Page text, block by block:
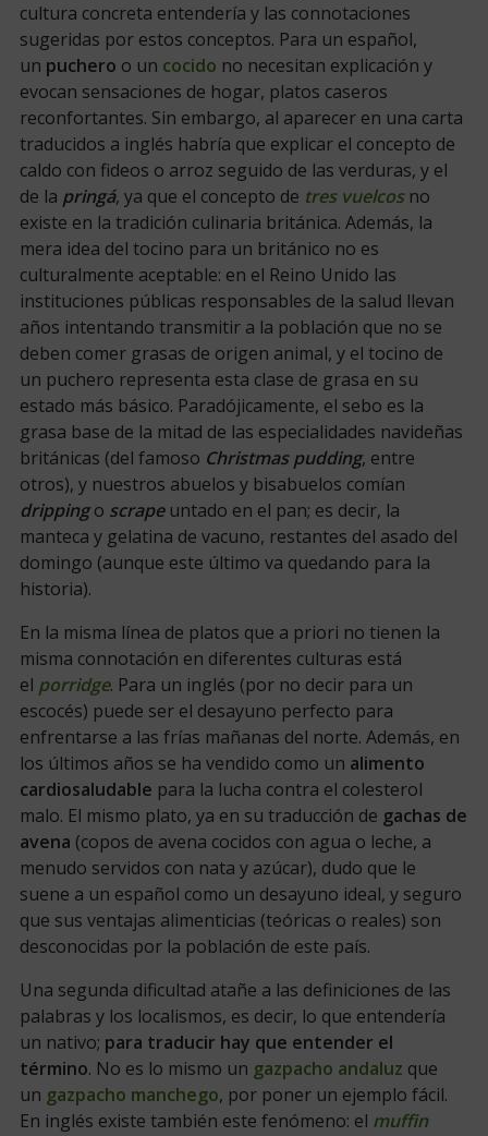
cultura concreta entendería y las connotaciones
sugeridas por estos conceptos. Para un español,
un puchero o un cocido no necesitan explicación y
evocan sensaciones de hogar, platos caseros
reconfortantes. Sin embargo, al aparecer en una carta
traducidos a inglés habría que explicar el concepto de
caldo con fideos o arroz seguido de las verduras, y el
de la pringá, ya que el concepto de tres vuelcosno
existe en la tradición culinaria británica. Además, la
mera idea del tocino para un británico no es
culturalmente aceptable: en el Reino Unido las
instituciones públicas responsables de la salud llevan
años intentando transmitir a la población que no se
deben comer grasas de origen animal, y el tocino de
un puchero representa esta clase de grasa en su
estado más básico. Paradójicamente, el sebo es la
grasa base de la mitad de las especialidades navideñas
británicas (del famoso Christmas pudding, entre
otros), y nuestros abuelos y bisabuelos comían
drippingo scrapeuntado en el pan; es decir, la
manteca y gelatina de vacuno, restantes del asado del
domingo (aunque este último va quedando para la
historia).
En la misma línea de platos que a priori no tienen la
misma connotación en diferentes culturas está
el porridge. Para un inglés (por no decir para un
escocés) puede ser el desayuno perfecto para
enfrentarse a las frías mañanas del norte. Además, en
los últimos años se ha vendido como un alimento
cardiosaludable para la lucha contra el colesterol
malo. El mismo plato, ya en su traducción de gachas de
avena (copos de avena cocidos con agua o leche, a
menudo servidos con nata y azúcar), dudo que le
suene a un español como un desayuno ideal, y seguro
que sus ventajas alimenticias (teóricas o reales) son
desconocidas por la población de este país.
Una segunda dificultad atañe a las definiciones de las
palabras y los localismos, es decir, lo que entendería
un nativo; para traducir hay que entender el
término. No es lo mismo un gazpacho andaluz que
un gazpacho manchego, por poner un ejemplo fácil.
En inglés existe también este fenómeno: el muffin